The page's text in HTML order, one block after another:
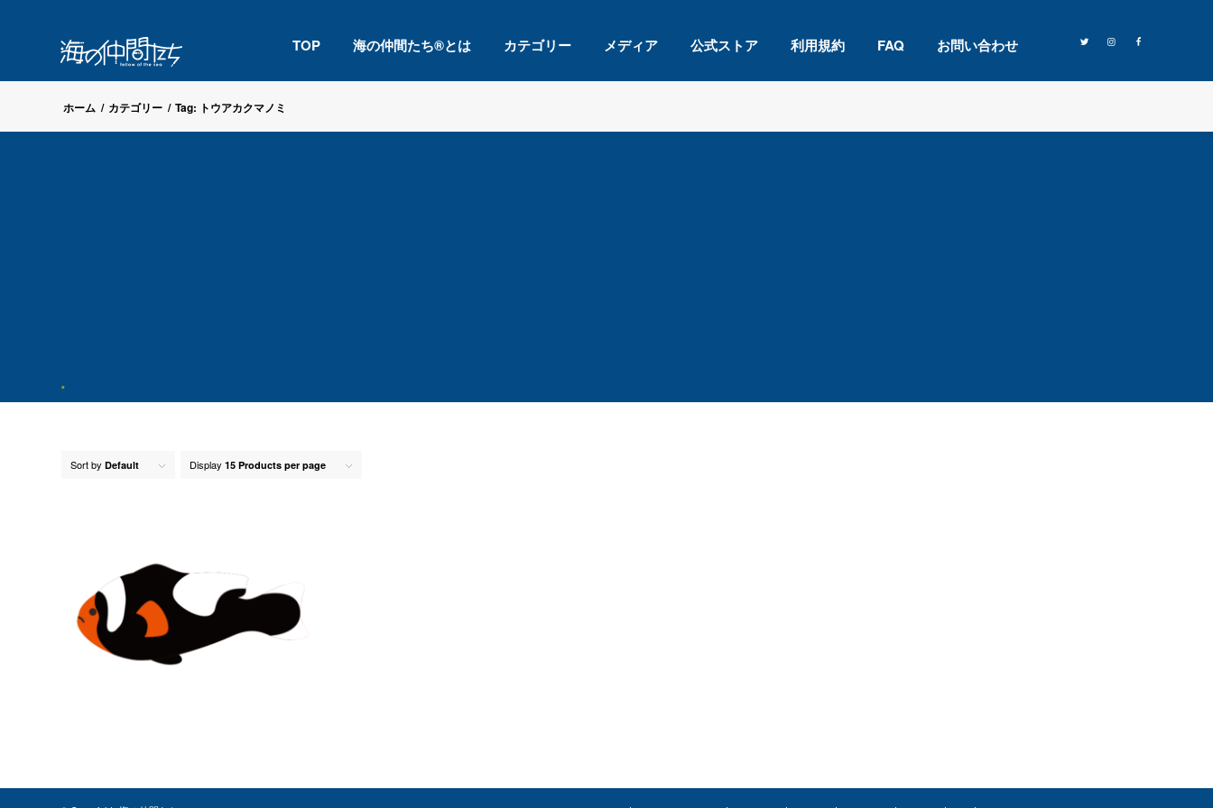
TOP 海の仲間たち®とは カテゴリー メディア 公式ストア 利用規約 FAQ お問い合わせ
ホーム / カテゴリー / Tag: トウアカクマノミ
Sort by Default Display 15 Products per page